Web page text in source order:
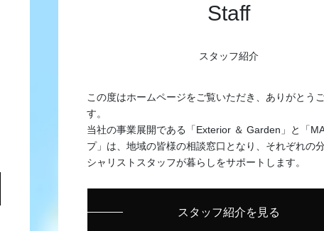
Staff
スタッフ紹介
この度はホームページをご覧いただき、ありがとう
す。
当社の事業展開である「Exterior ＆ Garden」と「
プ」は、地域の皆様の相談窓口となり、それぞれの
シャリストスタッフが暮らしをサポートします。
スタッフ紹介を見る